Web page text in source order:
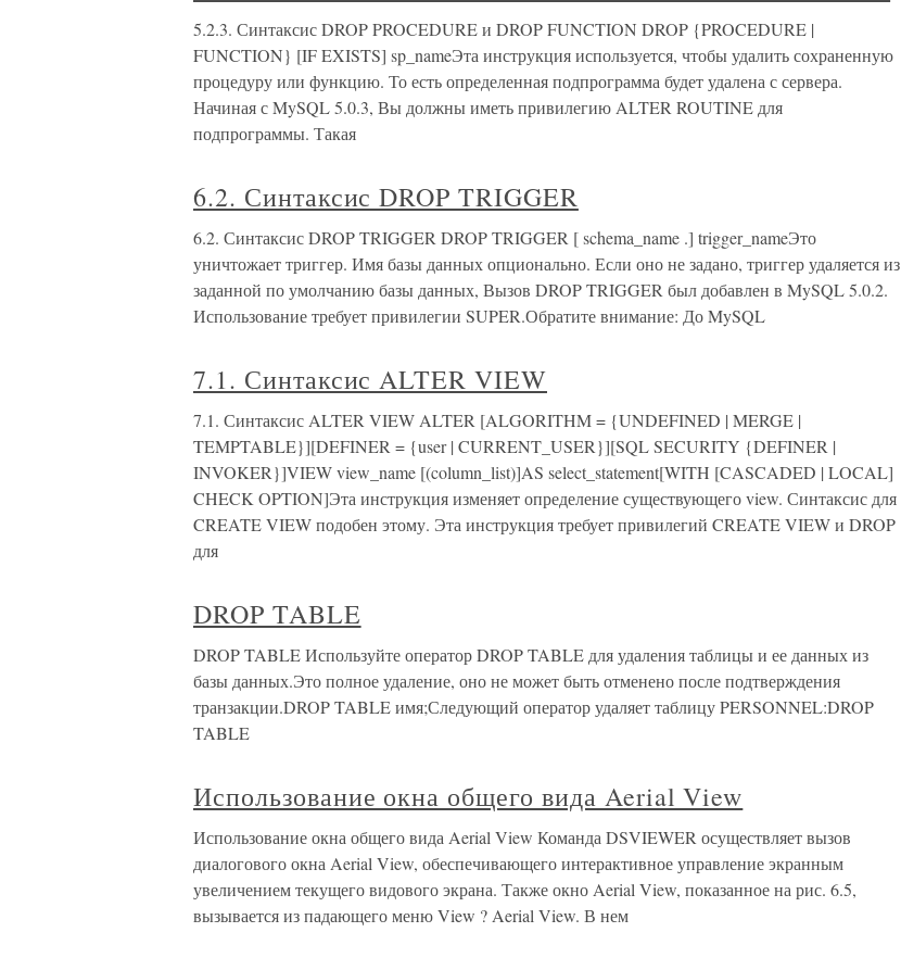
5.2.3. Синтаксис DROP PROCEDURE и DROP FUNCTION DROP {PROCEDURE |
FUNCTION} [IF EXISTS] sp_nameЭта инструкция используется, чтобы удалить сохраненную
процедуру или функцию. То есть определенная подпрограмма будет удалена с сервера.
Начиная с MySQL 5.0.3, Вы должны иметь привилегию ALTER ROUTINE для
подпрограммы. Такая
6.2. Синтаксис DROP TRIGGER
6.2. Синтаксис DROP TRIGGER DROP TRIGGER [ schema_name .] trigger_nameЭто
уничтожает триггер. Имя базы данных опционально. Если оно не задано, триггер удаляется из
заданной по умолчанию базы данных, Вызов DROP TRIGGER был добавлен в MySQL 5.0.2.
Использование требует привилегии SUPER.Обратите внимание: До MySQL
7.1. Синтаксис ALTER VIEW
7.1. Синтаксис ALTER VIEW ALTER [ALGORITHM = {UNDEFINED | MERGE |
TEMPTABLE}][DEFINER = {user | CURRENT_USER}][SQL SECURITY {DEFINER |
INVOKER}]VIEW view_name [(column_list)]AS select_statement[WITH [CASCADED | LOCAL]
CHECK OPTION]Эта инструкция изменяет определение существующего view. Синтаксис для
CREATE VIEW подобен этому. Эта инструкция требует привилегий CREATE VIEW и DROP
для
DROP TABLE
DROP TABLE Используйте оператор DROP TABLE для удаления таблицы и ее данных из
базы данных.Это полное удаление, оно не может быть отменено после подтверждения
транзакции.DROP TABLE имя;Следующий оператор удаляет таблицу PERSONNEL:DROP
TABLE
Использование окна общего вида Aerial View
Использование окна общего вида Aerial View Команда DSVIEWER осуществляет вызов
диалогового окна Aerial View, обеспечивающего интерактивное управление экранным
увеличением текущего видового экрана. Также окно Aerial View, показанное на рис. 6.5,
вызывается из падающего меню View ? Aerial View. В нем